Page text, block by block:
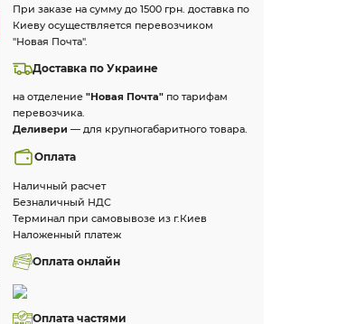
При заказе на сумму до 1500 грн. доставка по
Киеву осуществляется перевозчиком
"Новая Почта".
Доставка по Украине
на отделение"Новая Почта" по тарифам
перевозчика.
Деливери — для крупногабаритного товара.
Оплата
Наличный расчет
Безналичный НДС
Терминал при самовывозе из г.Киев
Наложенный платеж
Оплата онлайн
Оплата частями